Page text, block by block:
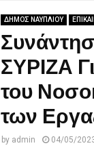
ΔΗΜΟΣ ΝΑΥΠΛΙΟΥ
ΣΥΡΙΖΑ
του
των
by admin 04/05/